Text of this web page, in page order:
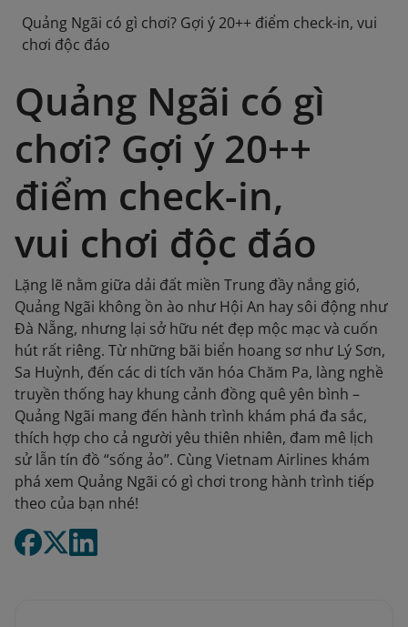
Quảng Ngãi có gì chơi? Gợi ý 20++ điểm check-in, vui
chơi độc đáo
Quảng Ngãi có gì
chơi? Gợi ý 20++
điểm check-in,
vui chơi độc đáo
Lặng lẽ nằm giữa dải đất miền Trung đầy nắng gió,
Quảng Ngãi không ồn ào như Hội An hay sôi động như
Đà Nẵng, nhưng lại sở hữu nét đẹp mộc mạc và cuốn
hút rất riêng. Từ những bãi biển hoang sơ như Lý Sơn,
Sa Huỳnh, đến các di tích văn hóa Chăm Pa, làng nghề
truyền thống hay khung cảnh đồng quê yên bình –
Quảng Ngãi mang đến hành trình khám phá đa sắc,
thích hợp cho cả người yêu thiên nhiên, đam mê lịch
sử lẫn tín đồ “sống ảo”. Cùng Vietnam Airlines khám
phá xem Quảng Ngãi có gì chơi trong hành trình tiếp
theo của bạn nhé!